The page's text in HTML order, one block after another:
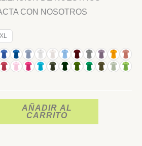
CON NOSOTROS
AÑADIR AL
CARRITO